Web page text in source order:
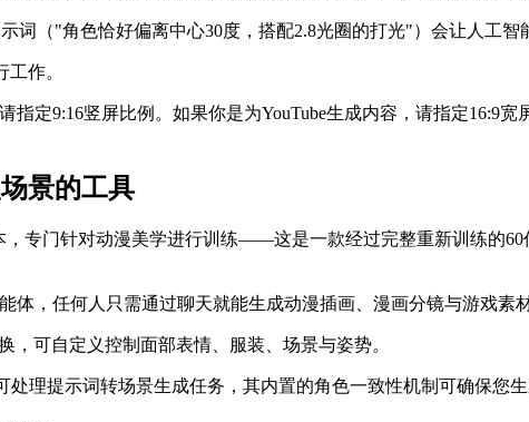
词（"角色恰好偏离中心30度，搭配2.8光圈的打光"）会让人工智
作。
指定9:16竖屏比例。如果你是为YouTube生成内容，请指定16:9
景的工具
，专门针对动漫美学进行训练——这是一款经过完整重新训练的
体，任何人只需通过聊天就能生成动漫插画、漫画分镜与游戏素
可自定义控制面部表情、服装、场景与姿势。
理提示词转场景生成任务，其内置的角色一致性机制可确保您